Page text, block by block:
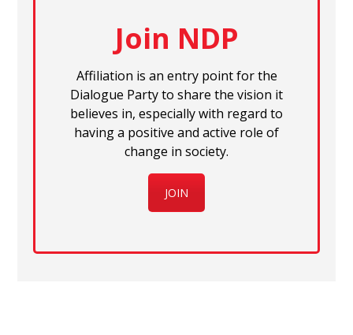
Join NDP
Affiliation is an entry point for the
Dialogue Party to share the vision it
believes in, especially with regard to
having a positive and active role of
change in society.
JOIN